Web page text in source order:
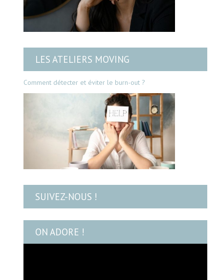
LES ATELIERS MOVING
Comment détecter et éviter le burn-out ?
SUIVEZ-NOUS !
ON ADORE !